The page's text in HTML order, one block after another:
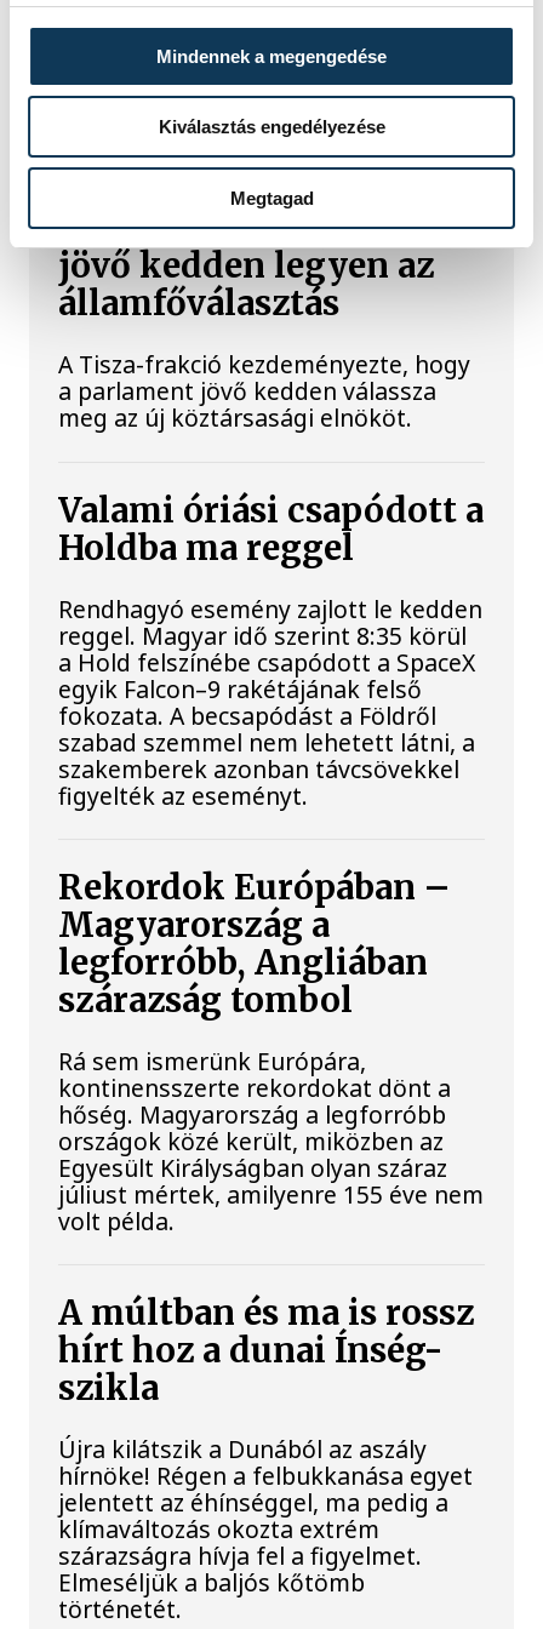
Mindennek a megengedése
Kiválasztás engedélyezése
Megtagad
működéséért, arra figyelmeztet: az
erőmű olyan üzemállapotban van,
amelyre eredetileg nem tervezték.
A Tisza-frakció
kezdeményezte, hogy
jövő kedden legyen az
államfőválasztás
A Tisza-frakció kezdeményezte, hogy
a parlament jövő kedden válassza
meg az új köztársasági elnököt.
Valami óriási csapódott a
Holdba ma reggel
Rendhagyó esemény zajlott le kedden
reggel. Magyar idő szerint 8:35 körül
a Hold felszínébe csapódott a SpaceX
egyik Falcon–9 rakétájának felső
fokozata. A becsapódást a Földről
szabad szemmel nem lehetett látni, a
szakemberek azonban távcsövekkel
figyelték az eseményt.
Rekordok Európában –
Magyarország a
legforróbb, Angliában
szárazság tombol
Rá sem ismerünk Európára,
kontinensszerte rekordokat dönt a
hőség. Magyarország a legforróbb
országok közé került, miközben az
Egyesült Királyságban olyan száraz
júliust mértek, amilyenre 155 éve nem
volt példa.
A múltban és ma is rossz
hírt hoz a dunai Ínség-
szikla
Újra kilátszik a Dunából az aszály
hírnöke! Régen a felbukkanása egyet
jelentett az éhínséggel, ma pedig a
klímaváltozás okozta extrém
szárazságra hívja fel a figyelmet.
Elmeséljük a baljós kőtömb
történetét.